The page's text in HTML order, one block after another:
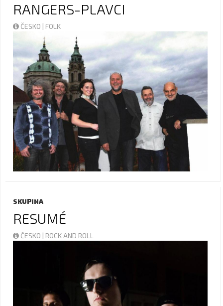
RANGERS-PLAVCI
ČESKO | FOLK
SKUPINA
RESUMÉ
ČESKO | ROCK AND ROLL